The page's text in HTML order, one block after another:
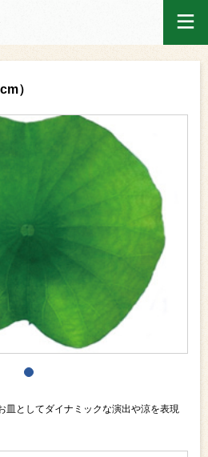
）
皿としてダイナミックな演出や涼を表現